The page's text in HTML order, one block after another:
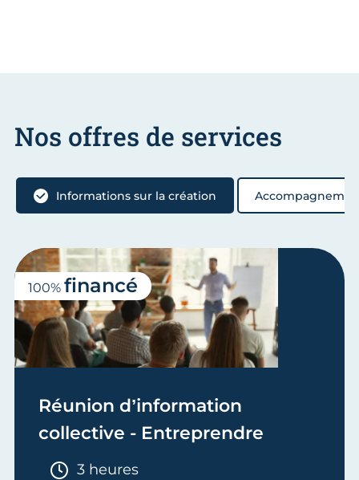
Nos offres de services
Informations sur la création
Réunion d’information
collective - Entreprendre
Durée :
3 heures
100% financé